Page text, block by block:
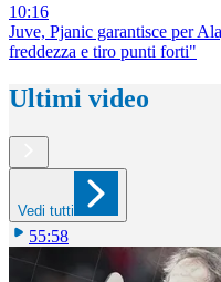
10:16
Juve, Pjanic garantisce per
freddezza e tiro punti forti"
Ultimi video
Vedi tutti
55:58